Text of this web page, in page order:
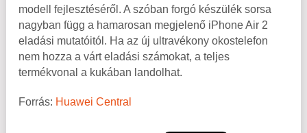
modell fejlesztéséről. A szóban forgó készülék sorsa
nagyban függ a hamarosan megjelenő iPhone Air 2
eladási mutatóitól. Ha az új ultravékony okostelefon
nem hozza a várt eladási számokat, a teljes
termékvonal a kukában landolhat.
Forrás: Huawei Central